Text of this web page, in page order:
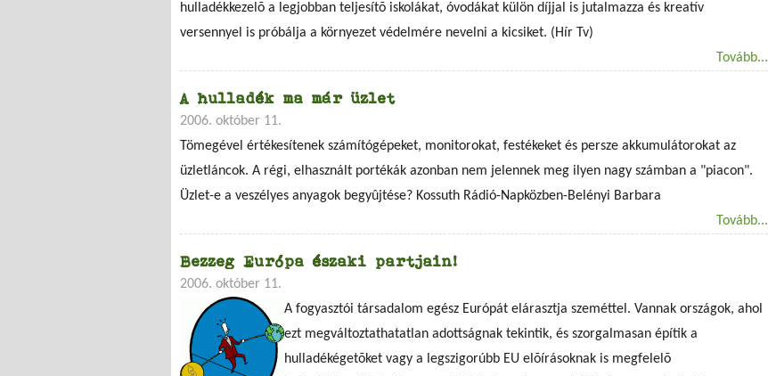
hulladékkezelõ a legjobban teljesítõ iskolákat, óvodákat külön díjjal is jutalmazza és kreatív
versennyel is próbálja a környezet védelmére nevelni a kicsiket. (Hír Tv)
Tovább...
A hulladék ma már üzlet
2006. október 11.
Tömegével értékesítenek számítógépeket, monitorokat, festékeket és persze akkumulátorokat az
üzletláncok. A régi, elhasznált portékák azonban nem jelennek meg ilyen nagy számban a "piacon".
Üzlet-e a veszélyes anyagok begyûjtése? Kossuth Rádió-Napközben-Belényi Barbara
Tovább...
Bezzeg Európa északi partjain!
2006. október 11.
A fogyasztói társadalom egész Európát elárasztja szeméttel. Vannak országok, ahol
ezt megváltoztathatatlan adottságnak tekintik, és szorgalmasan építik a
hulladékégetõket vagy a legszigorúbb EU elõírásoknak is megfelelõ